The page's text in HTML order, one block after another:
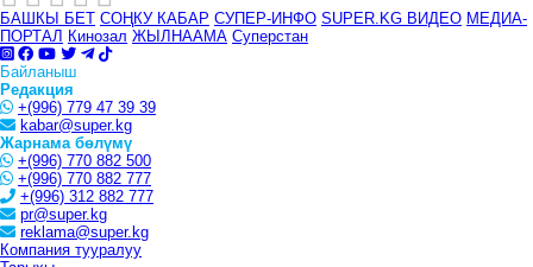
БАШКЫ БЕТ СОҢКУ КАБАР СУПЕР-ИНФО SUPER.KG ВИДЕО МЕДИА-
ПОРТАЛ Кинозал ЖЫЛНААМА Суперстан
Байланыш
Редакция
+(996) 779 47 39 39
kabar@super.kg
Жарнама бөлүмү
+(996) 770 882 500
+(996) 770 882 777
+(996) 312 882 777
pr@super.kg
reklama@super.kg
Компания тууралуу